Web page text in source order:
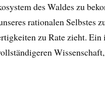
des Waldes zu
rationalen Selbstes
zu Rate zieht.